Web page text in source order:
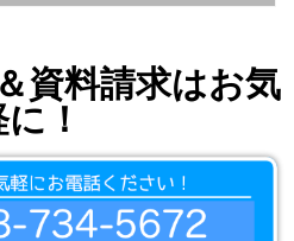
資料請求はお気
！